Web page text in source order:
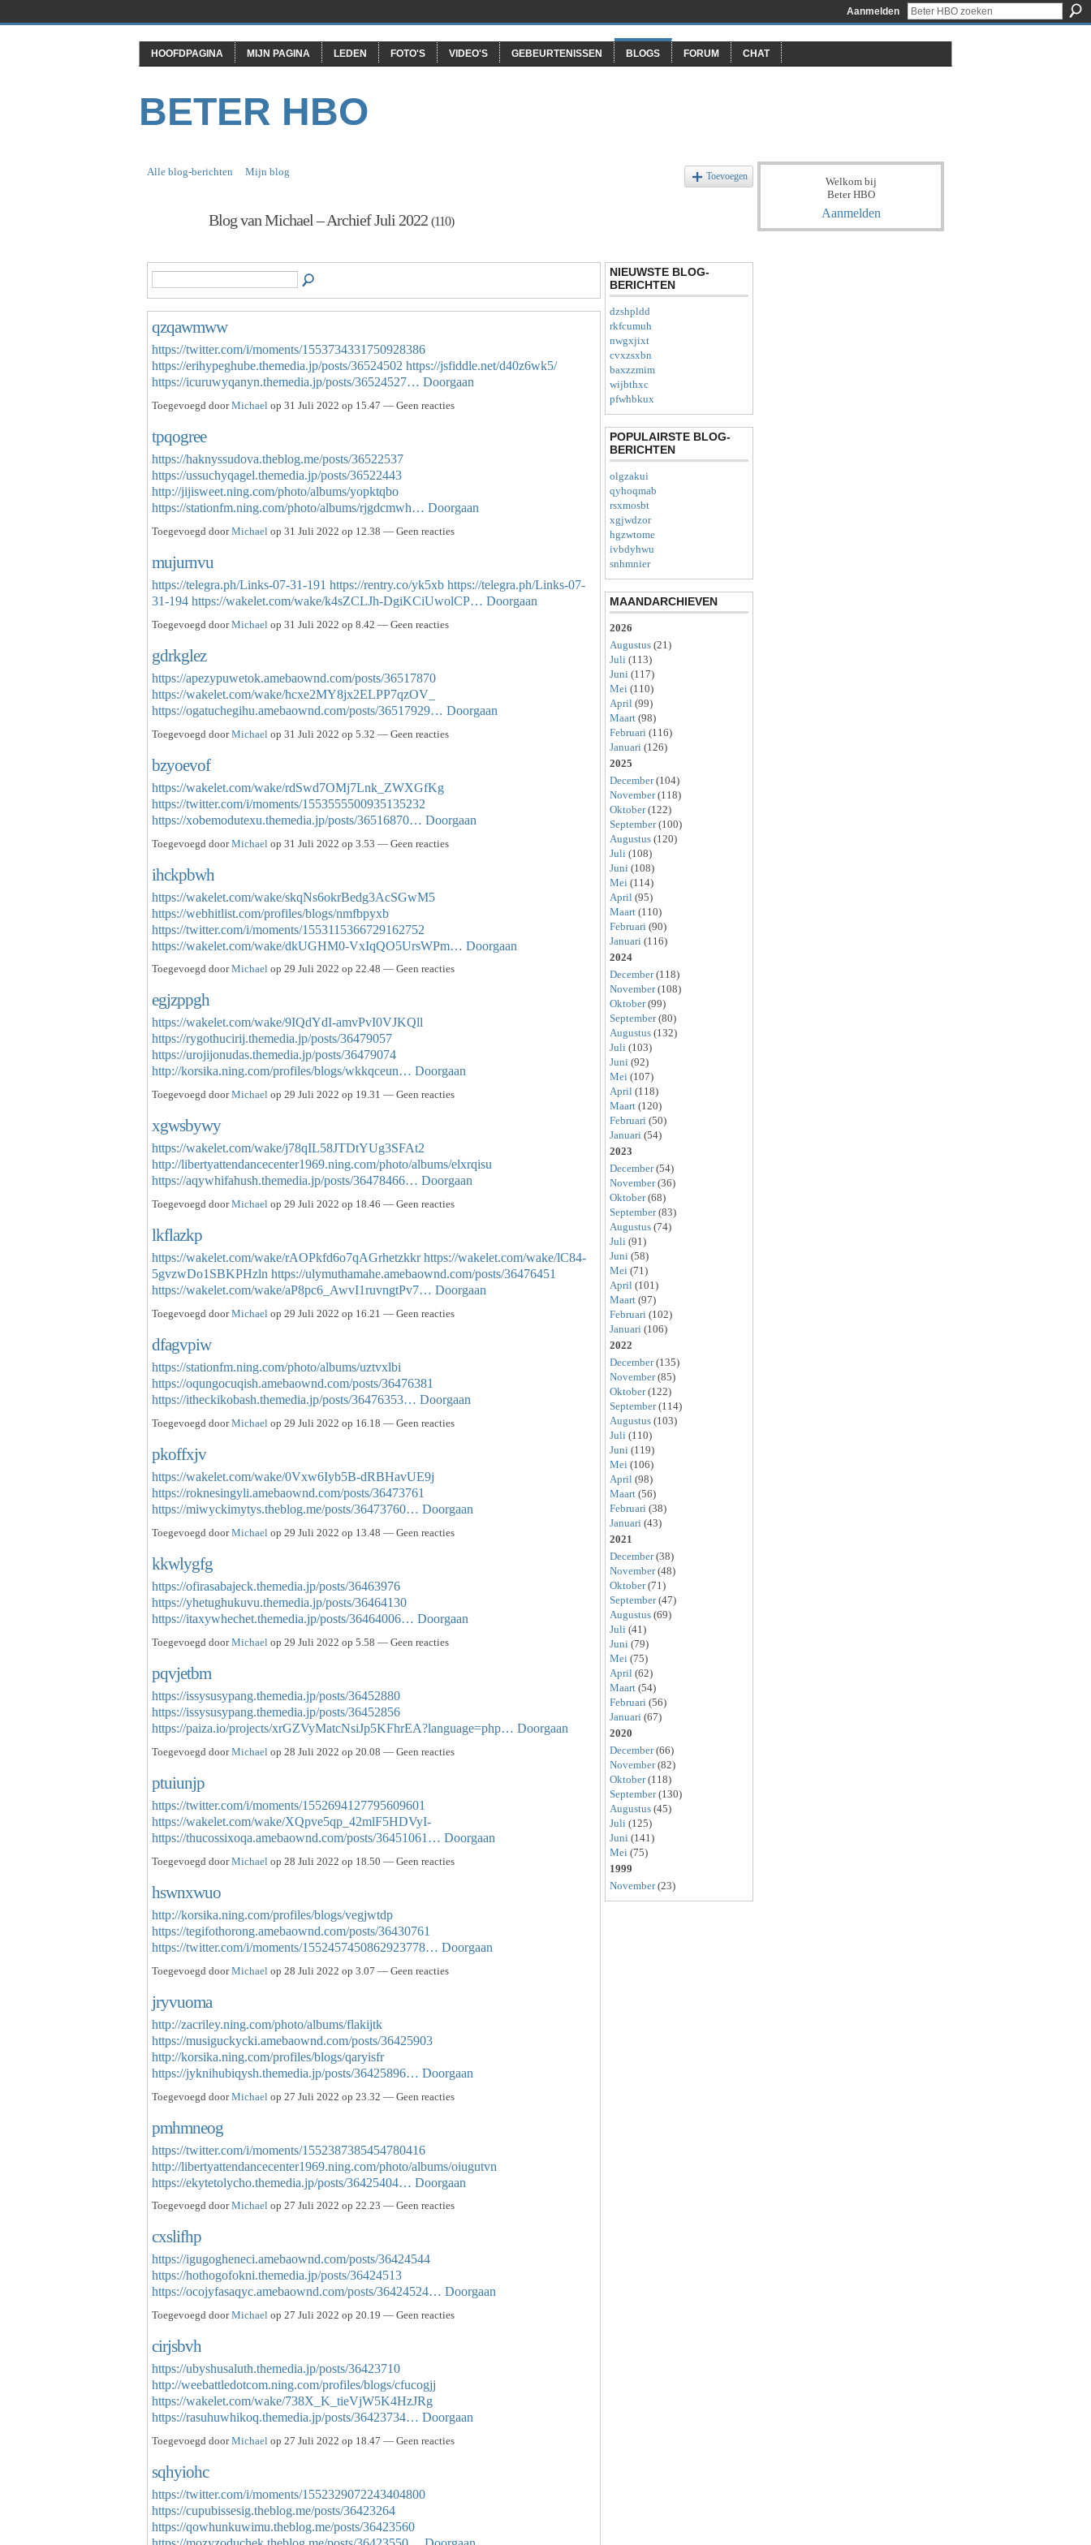
Aanmelden
HOOFDPAGINA MIJN PAGINA LEDEN FOTO'S VIDEO'S GEBEURTENISSEN BLOGS FORUM CHAT
BETER HBO
Alle blog-berichten Mijn blog Toevoegen
Blog van Michael – Archief Juli 2022 (110)
qzqawmww
https://twitter.com/i/moments/1553734331750928386
https://erihypeghube.themedia.jp/posts/36524502 https://jsfiddle.net/d40z6wk5/
https://icuruwyqanyn.themedia.jp/posts/36524527… Doorgaan
Toegevoegd doorMichael op 31 Juli 2022 op 15.47 — Geen reacties
tpqogree
https://haknyssudova.theblog.me/posts/36522537
https://ussuchyqagel.themedia.jp/posts/36522443
http://jijisweet.ning.com/photo/albums/yopktqbo
https://stationfm.ning.com/photo/albums/rjgdcmwh… Doorgaan
Toegevoegd doorMichael op 31 Juli 2022 op 12.38 — Geen reacties
mujurnvu
https://telegra.ph/Links-07-31-191 https://rentry.co/yk5xb https://telegra.ph/Links-07-
31-194 https://wakelet.com/wake/k4sZCLJh-DgiKCiUwolCP… Doorgaan
Toegevoegd doorMichael op 31 Juli 2022 op 8.42 — Geen reacties
gdrkglez
https://apezypuwetok.amebaownd.com/posts/36517870
https://wakelet.com/wake/hcxe2MY8jx2ELPP7qzOV_
https://ogatuchegihu.amebaownd.com/posts/36517929… Doorgaan
Toegevoegd doorMichael op 31 Juli 2022 op 5.32 — Geen reacties
bzyoevof
https://wakelet.com/wake/rdSwd7OMj7Lnk_ZWXGfKg
https://twitter.com/i/moments/1553555500935135232
https://xobemodutexu.themedia.jp/posts/36516870… Doorgaan
Toegevoegd doorMichael op 31 Juli 2022 op 3.53 — Geen reacties
ihckpbwh
https://wakelet.com/wake/skqNs6okrBedg3AcSGwM5
https://webhitlist.com/profiles/blogs/nmfbpyxb
https://twitter.com/i/moments/1553115366729162752
https://wakelet.com/wake/dkUGHM0-VxIqQO5UrsWPm… Doorgaan
Toegevoegd doorMichael op 29 Juli 2022 op 22.48 — Geen reacties
egjzppgh
https://wakelet.com/wake/9IQdYdI-amvPvI0VJKQll
https://rygothucirij.themedia.jp/posts/36479057
https://urojijonudas.themedia.jp/posts/36479074
http://korsika.ning.com/profiles/blogs/wkkqceun… Doorgaan
Toegevoegd doorMichael op 29 Juli 2022 op 19.31 — Geen reacties
xgwsbywy
https://wakelet.com/wake/j78qIL58JTDtYUg3SFAt2
http://libertyattendancecenter1969.ning.com/photo/albums/elxrqisu
https://aqywhifahush.themedia.jp/posts/36478466… Doorgaan
Toegevoegd doorMichael op 29 Juli 2022 op 18.46 — Geen reacties
lkflazkp
https://wakelet.com/wake/rAOPkfd6o7qAGrhetzkkr https://wakelet.com/wake/lC84-
5gvzwDo1SBKPHzln https://ulymuthamahe.amebaownd.com/posts/36476451
https://wakelet.com/wake/aP8pc6_AwvI1ruvngtPv7… Doorgaan
Toegevoegd doorMichael op 29 Juli 2022 op 16.21 — Geen reacties
dfagvpiw
https://stationfm.ning.com/photo/albums/uztvxlbi
https://oqungocuqish.amebaownd.com/posts/36476381
https://itheckikobash.themedia.jp/posts/36476353… Doorgaan
Toegevoegd doorMichael op 29 Juli 2022 op 16.18 — Geen reacties
pkoffxjv
https://wakelet.com/wake/0Vxw6Iyb5B-dRBHavUE9j
https://roknesingyli.amebaownd.com/posts/36473761
https://miwyckimytys.theblog.me/posts/36473760… Doorgaan
Toegevoegd doorMichael op 29 Juli 2022 op 13.48 — Geen reacties
kkwlygfg
https://ofirasabajeck.themedia.jp/posts/36463976
https://yhetughukuvu.themedia.jp/posts/36464130
https://itaxywhechet.themedia.jp/posts/36464006… Doorgaan
Toegevoegd doorMichael op 29 Juli 2022 op 5.58 — Geen reacties
pqvjetbm
https://issysusypang.themedia.jp/posts/36452880
https://issysusypang.themedia.jp/posts/36452856
https://paiza.io/projects/xrGZVyMatcNsiJp5KFhrEA?language=php… Doorgaan
Toegevoegd doorMichael op 28 Juli 2022 op 20.08 — Geen reacties
ptuiunjp
https://twitter.com/i/moments/1552694127795609601
https://wakelet.com/wake/XQpve5qp_42mlF5HDVyI-
https://thucossixoqa.amebaownd.com/posts/36451061… Doorgaan
Toegevoegd doorMichael op 28 Juli 2022 op 18.50 — Geen reacties
hswnxwuo
http://korsika.ning.com/profiles/blogs/vegjwtdp
https://tegifothorong.amebaownd.com/posts/36430761
https://twitter.com/i/moments/1552457450862923778… Doorgaan
Toegevoegd doorMichael op 28 Juli 2022 op 3.07 — Geen reacties
jryvuoma
http://zacriley.ning.com/photo/albums/flakijtk
https://musiguckycki.amebaownd.com/posts/36425903
http://korsika.ning.com/profiles/blogs/qaryisfr
https://jyknihubiqysh.themedia.jp/posts/36425896… Doorgaan
Toegevoegd doorMichael op 27 Juli 2022 op 23.32 — Geen reacties
pmhmneog
https://twitter.com/i/moments/1552387385454780416
http://libertyattendancecenter1969.ning.com/photo/albums/oiugutvn
https://ekytetolycho.themedia.jp/posts/36425404… Doorgaan
Toegevoegd doorMichael op 27 Juli 2022 op 22.23 — Geen reacties
cxslifhp
https://igugogheneci.amebaownd.com/posts/36424544
https://hothogofokni.themedia.jp/posts/36424513
https://ocojyfasaqyc.amebaownd.com/posts/36424524… Doorgaan
Toegevoegd doorMichael op 27 Juli 2022 op 20.19 — Geen reacties
cirjsbvh
https://ubyshusaluth.themedia.jp/posts/36423710
http://weebattledotcom.ning.com/profiles/blogs/cfucogjj
https://wakelet.com/wake/738X_K_tieVjW5K4HzJRg
https://rasuhuwhikoq.themedia.jp/posts/36423734… Doorgaan
Toegevoegd doorMichael op 27 Juli 2022 op 18.47 — Geen reacties
sqhyiohc
https://twitter.com/i/moments/1552329072243404800
https://cupubissesig.theblog.me/posts/36423264
https://qowhunkuwimu.theblog.me/posts/36423560
NIEUWSTE BLOG-
BERICHTEN
dzshpldd
rkfcumuh
nwgxjixt
cvxzsxbn
baxzzmim
wijbthxc
pfwhbkux
POPULAIRSTE BLOG-
BERICHTEN
olgzakui
qyhoqmab
rsxmosbt
xgjwdzor
hgzwtome
ivbdyhwu
snhmnier
MAANDARCHIEVEN
2026
Augustus (21)
Juli (113)
Juni (117)
Mei (110)
April (99)
Maart (98)
Februari (116)
Januari (126)
2025
December(104)
November(118)
Oktober(122)
September(100)
Augustus (120)
Juli (108)
Juni (108)
Mei (114)
April (95)
Maart (110)
Februari (90)
Januari (116)
2024
December(118)
November(108)
Oktober(99)
September(80)
Augustus (132)
Juli (103)
Juni (92)
Mei (107)
April (118)
Maart (120)
Februari (50)
Januari (54)
2023
December(54)
November(36)
Oktober(68)
September(83)
Augustus (74)
Juli (91)
Juni (58)
Mei (71)
April (101)
Maart (97)
Februari (102)
Januari (106)
2022
December(135)
November(85)
Oktober(122)
September(114)
Augustus (103)
Juli (110)
Juni (119)
Mei (106)
April (98)
Maart (56)
Februari (38)
Januari (43)
2021
December(38)
November(48)
Oktober(71)
September(47)
Augustus (69)
Juli (41)
Juni (79)
Mei (75)
April (62)
Maart (54)
Februari (56)
Januari (67)
2020
December(66)
November(82)
Oktober(118)
September(130)
Augustus (45)
Juli (125)
Juni (141)
Mei (75)
1999
November(23)
Welkom bij
Beter HBO
Aanmelden